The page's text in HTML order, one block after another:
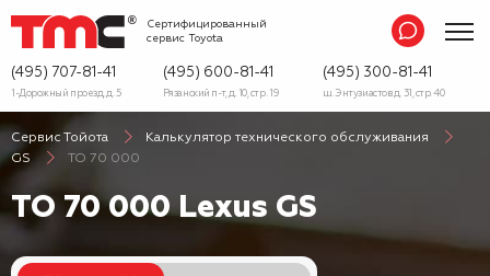
Сертифицированный
сервис Toyota
(495) 707-81-41
1-Дорожный проезд, д. 5
(495) 600-81-41
Рязанский п-т, д. 10, стр. 19
(495) 300-81-41
ш. Энтузиастов д. 31, стр. 40
Сервис Тойота
Калькулятор технического обслуживания
GS
ТО 70 000
ТО 70 000 Lexus GS